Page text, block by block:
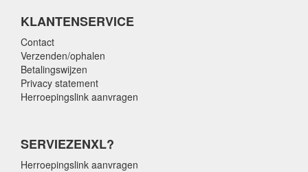
KLANTENSERVICE
Contact
Verzenden/ophalen
Betalingswijzen
Privacy statement
Herroepingslink aanvragen
SERVIEZENXL?
Herroepingslink aanvragen